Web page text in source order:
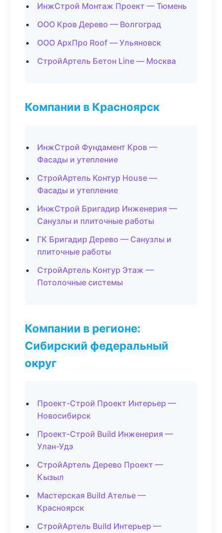
ИнжСтрой Монтаж Проект — Тюмень
ООО Кров Дерево — Волгоград
ООО АрхПро Roof — Ульяновск
СтройАртель Бетон Line — Москва
Компании в Красноярск
ИнжСтрой Фундамент Кров —
Фасады и утепление
СтройАртель Контур House —
Фасады и утепление
ИнжСтрой Бригадир Инженерия —
Санузлы и плиточные работы
ГК Бригадир Дерево — Санузлы и
плиточные работы
СтройАртель Контур Этаж —
Потолочные системы
Компании в регионе:
Сибирский федеральный
округ
Проект-Строй Проект Интерьер —
Новосибирск
Проект-Строй Build Инженерия —
Улан-Удэ
СтройАртель Дерево Проект —
Кызыл
Мастерская Build Ателье —
Красноярск
СтройАртель Build Интерьер —